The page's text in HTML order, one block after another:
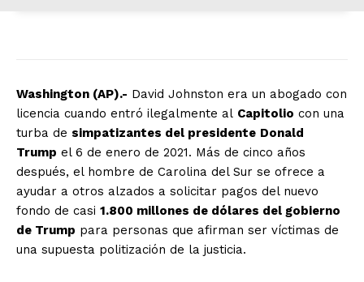
Washington (AP).- David Johnston era un abogado con
licencia cuando entró ilegalmente al Capitolio con una
turba de simpatizantes del presidente Donald
Trump el 6 de enero de 2021. Más de cinco años
después, el hombre de Carolina del Sur se ofrece a
ayudar a otros alzados a solicitar pagos del nuevo
fondo de casi 1.800 millones de dólares del gobierno
de Trump para personas que afirman ser víctimas de
una supuesta politización de la justicia.